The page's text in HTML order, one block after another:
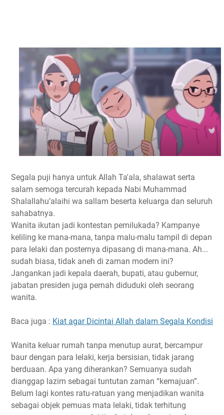
Segala puji hanya untuk Allah Ta'ala, shalawat serta
salam semoga tercurah kepada Nabi Muhammad
Shalallahu’alaihi wa sallam beserta keluarga dan seluruh
sahabatnya.
Wanita ikutan jadi kontestan pemilukada? Kampanye
keliling ke mana-mana, tanpa malu-malu tampil di depan
para lelaki dan posternya dipasang di mana-mana. Ah...
sudah biasa, tidak aneh di zaman modern ini?
Jangankan jadi kepala daerah, bupati, atau gubernur,
jabatan presiden juga pernah diduduki oleh seorang
wanita.
Baca juga : Kiat agar Dicintai Allah dalam Segala Kondisi
Wanita keluar rumah tanpa menutup aurat, bercampur
baur dengan para lelaki, kerja bersisian, tidak jarang
berduaan. Apa yang diherankan? Semuanya sudah
dianggap lazim sebagai tuntutan zaman “kemajuan”.
Belum lagi kontes ratu-ratuan yang menjadikan wanita
sebagai objek pemuas mata lelaki, tidak terhitung